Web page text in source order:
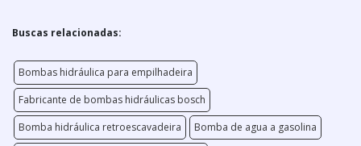
Buscas relacionadas:
Bombas hidráulica para empilhadeira
Fabricante de bombas hidráulicas bosch
Bomba hidráulica retroescavadeira
Bomba de agua a gasolina